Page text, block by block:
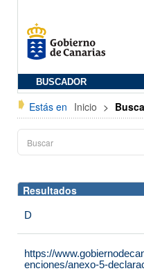
BUSCADOR
Estás en Inicio >
Resultados
D
https://
enciones/anexo-5-